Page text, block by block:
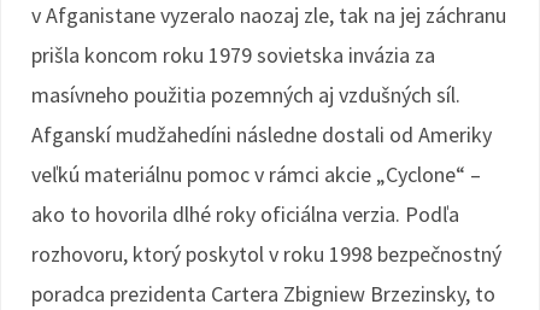
v Afganistane vyzeralo naozaj zle, tak na jej záchranu
prišla koncom roku 1979 sovietska invázia za
masívneho použitia pozemných aj vzdušných síl.
Afganskí mudžahedíni následne dostali od Ameriky
veľkú materiálnu pomoc v rámci akcie „Cyclone“ –
ako to hovorila dlhé roky oficiálna verzia. Podľa
rozhovoru, ktorý poskytol v roku 1998 bezpečnostný
poradca prezidenta Cartera Zbigniew Brzezinsky, to